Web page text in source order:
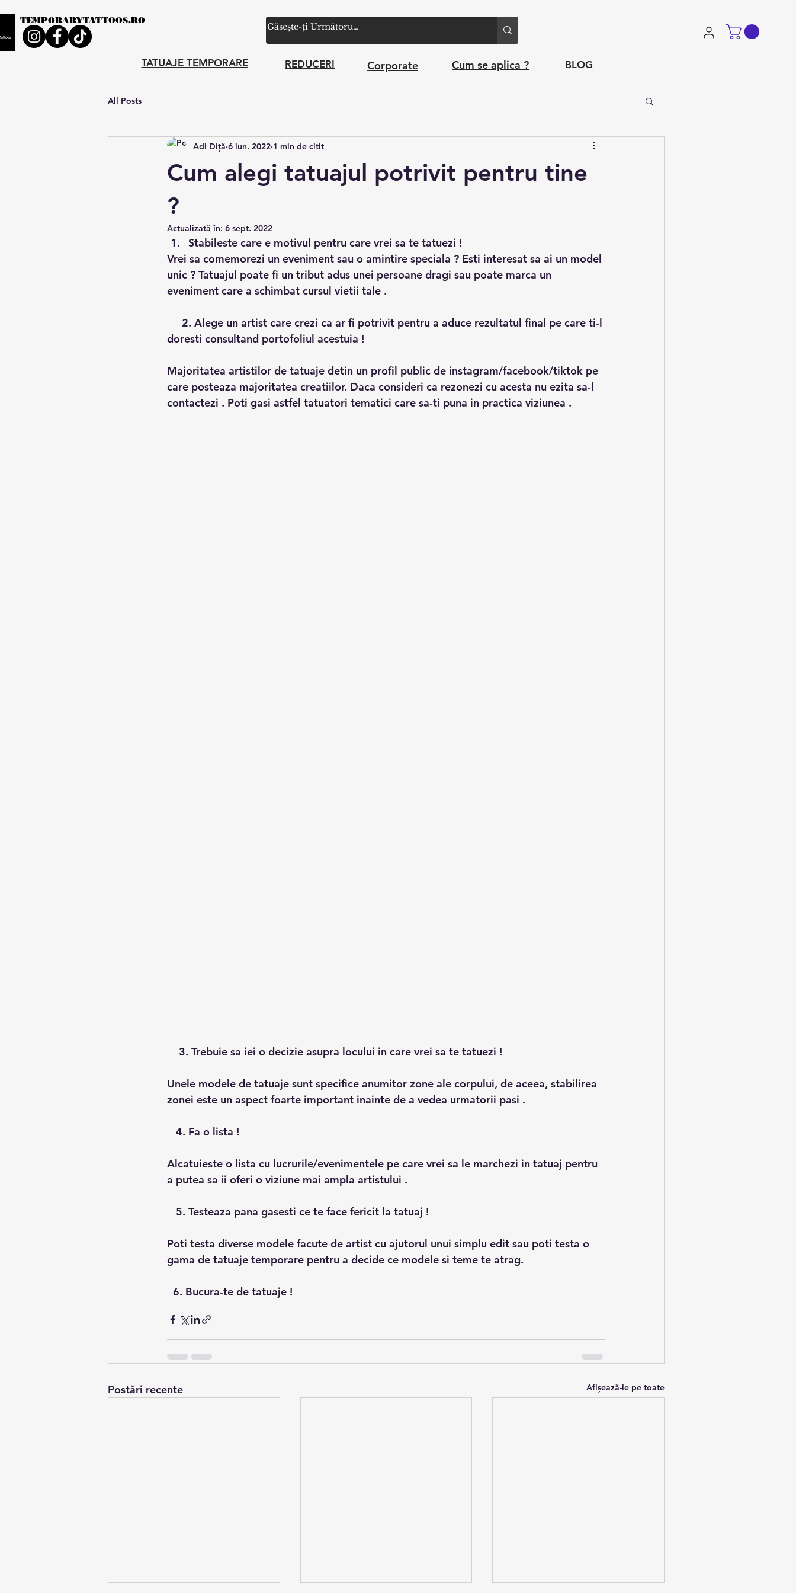
TEMPORARYTATTOOS.RO
TATUAJE TEMPORARE REDUCERI Corporate Cum se aplica ? BLOG
All Posts
Cum alegi tatuajul potrivit pentru tine
?
Adi Diță 6 iun. 2022 1 min de citit
Actualizată în: 6 sept. 2022
Stabileste care e motivul pentru care vrei sa te tatuezi !
Vrei sa comemorezi un eveniment sau o amintire speciala ? Esti interesat sa ai un model
unic ? Tatuajul poate fi un tribut adus unei persoane dragi sau poate marca un
eveniment care a schimbat cursul vietii tale .
doresti consultand portofoliul acestuia !
Majoritatea artistilor de tatuaje detin un profil public de instagram/facebook/tiktok pe
care posteaza majoritatea creatiilor. Daca consideri ca rezonezi cu acesta nu ezita sa-l
contactezi . Poti gasi astfel tatuatori tematici care sa-ti puna in practica viziunea .
    3. Trebuie sa iei o decizie asupra locului in care vrei sa te tatuezi !
Unele modele de tatuaje sunt specifice anumitor zone ale corpului, de aceea, stabilirea
zonei este un aspect foarte important inainte de a vedea urmatorii pasi .
   4. Fa o lista !
Alcatuieste o lista cu lucrurile/evenimentele pe care vrei sa le marchezi in tatuaj pentru
a putea sa ii oferi o viziune mai ampla artistului .
   5. Testeaza pana gasesti ce te face fericit la tatuaj !
Poti testa diverse modele facute de artist cu ajutorul unui simplu edit sau poti testa o
gama de tatuaje temporare pentru a decide ce modele si teme te atrag.
  6. Bucura-te de tatuaje !
Postări recente Afișează-le pe toate